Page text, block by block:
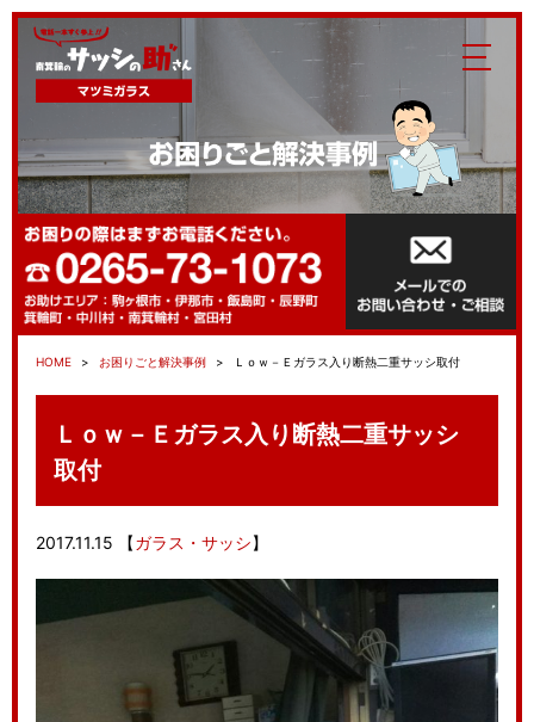
HOME お困りごと解決事例 Ｌｏｗ－Ｅガラス入り断熱二重サッシ取付
Ｌｏｗ－Ｅガラス入り断熱二重サッシ
取付
2017.11.15 【ガラス・サッシ】